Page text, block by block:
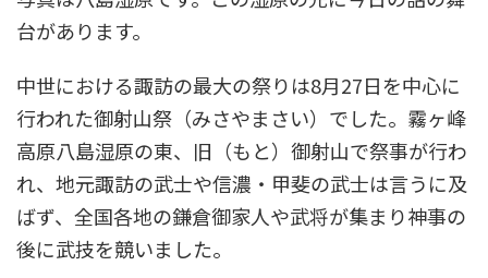
台があります。
中世における諏訪の最大の祭りは8月27日を中心に
行われた御射山祭（みさやまさい）でした。霧ヶ峰
高原八島湿原の東、旧（もと）御射山で祭事が行わ
れ、地元諏訪の武士や信濃・甲斐の武士は言うに及
ばず、全国各地の鎌倉御家人や武将が集まり神事の
後に武技を競いました。